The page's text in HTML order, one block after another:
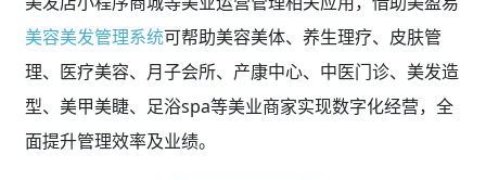
美容美发管理系统可帮助美容美体、养生理疗、皮肤管
理、医疗美容、月子会所、产康中心、中医门诊、美发造
型、美甲美睫、足浴spa等美业商家实现数字化经营，全
面提升管理效率及业绩。